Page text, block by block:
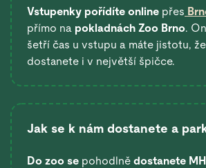
Vstupenky pořídíte online přes
přímo na pokladnách Zoo Brno.
šetří čas u vstupu a máte jistotu,
dostanete i v největší špičce.
Jak se k nám dostanete a
Do zoo se pohodlně dostanete